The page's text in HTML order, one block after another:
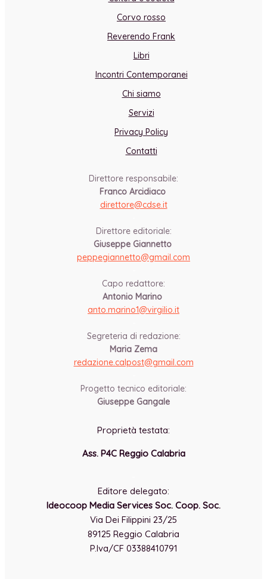
Corvo rosso
Reverendo Frank
Libri
Incontri Contemporanei
Chi siamo
Servizi
Privacy Policy
Contatti
Direttore responsabile:
Franco Arcidiaco
direttore@cdse.it
Direttore editoriale:
Giuseppe Giannetto
peppegiannetto@gmail.com
Capo redattore:
Antonio Marino
anto.marino1@virgilio.it
Segreteria di redazione:
Maria Zema
redazione.calpost@gmail.com
Progetto tecnico editoriale:
Giuseppe Gangale
Proprietà testata:
Ass. P4C Reggio Calabria
Editore delegato:
Ideocoop Media Services Soc. Coop. Soc.
Via Dei Filippini 23/25
89125 Reggio Calabria
P.Iva/CF 03388410791